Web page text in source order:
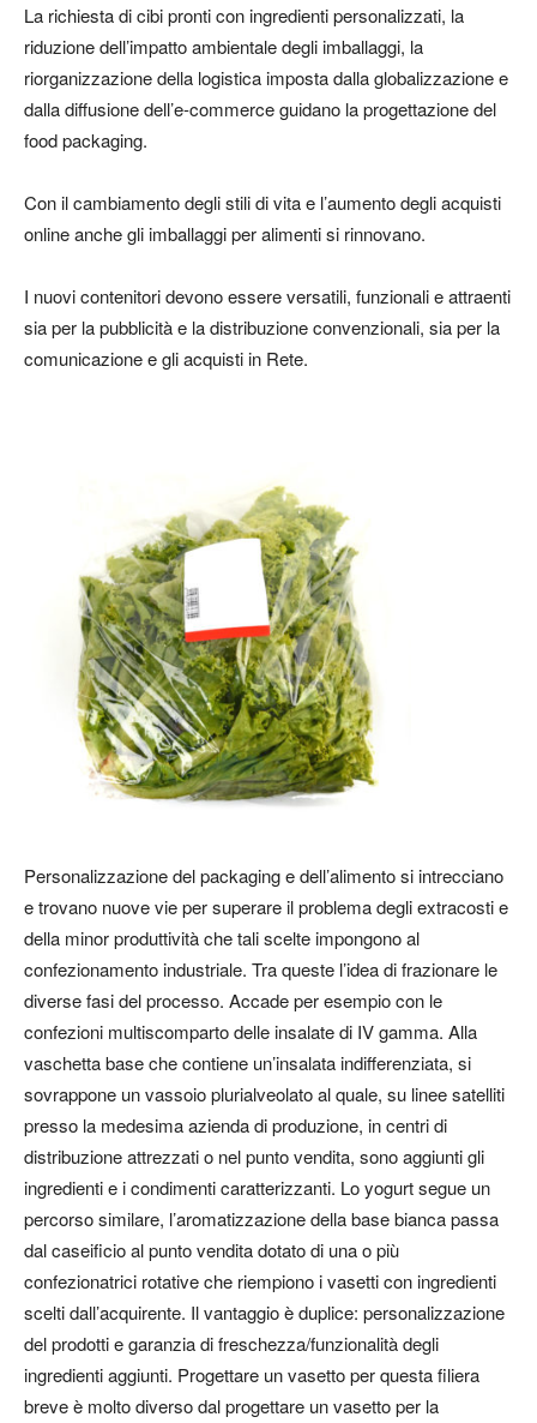
La richiesta di cibi pronticon ingredienti personalizzati, la
riduzione dell’impatto ambientale degli imballaggi, la
riorganizzazione della logistica imposta dalla globalizzazione e
dalla diffusione dell’e-commerce guidano la progettazione del
food packaging.
Con il cambiamento degli stili di vita e l’aumento degli acquisti
online anche gli imballaggi per alimenti si rinnovano.
I nuovi contenitori devono essere versatili, funzionali e attraenti
sia per la pubblicità e la distribuzione convenzionali, sia per la
comunicazione e gli acquisti in Rete.
Personalizzazione del packaginge dell’alimento si intrecciano
e trovano nuove vie per superare il problema degli extracosti e
della minor produttività che tali scelte impongono al
confezionamento industriale. Tra queste l’idea di frazionare le
diverse fasi del processo. Accade per esempio con le
confezioni multiscomparto delle insalate di IV gamma. Alla
vaschetta base che contiene un’insalata indifferenziata, si
sovrappone un vassoio plurialveolato al quale, su linee satelliti
presso la medesima azienda di produzione, in centri di
distribuzione attrezzati o nel punto vendita, sono aggiunti gli
ingredienti e i condimenti caratterizzanti. Lo yogurt segue un
percorso similare, l’aromatizzazione della base bianca passa
dal caseificio al punto vendita dotato di una o più
confezionatrici rotative che riempiono i vasetti con ingredienti
scelti dall’acquirente. Il vantaggio è duplice: personalizzazione
del prodotti e garanzia di freschezza/funzionalità degli
ingredienti aggiunti. Progettare un vasetto per questa filiera
breve è molto diverso dal progettare un vasetto per la